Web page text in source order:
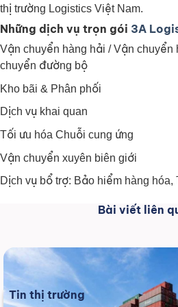
thị trường Logistics Việt Nam.
Những dịch vụ trọn gói 3A
Vận chuyển hàng hải / Vận chuyển
chuyển đường bộ
Kho bãi & Phân phối
Dịch vụ khai quan
Tối ưu hóa Chuỗi cung ứng
Vận chuyển xuyên biên giới
Dịch vụ bổ trợ: Bảo hiểm hàng
Bài viết liên
Tin thị trường